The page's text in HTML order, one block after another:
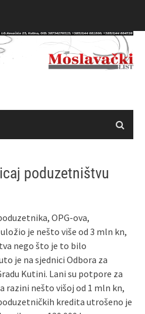
poduzetništvu
OPG-ova,
je nešto više od 3 mln kn,
nego što je to bilo
je na sjednici Odbora za
Kutini. Lani su potpore za
razini nešto višoj od 1 mln kn,
kredita utrošeno je